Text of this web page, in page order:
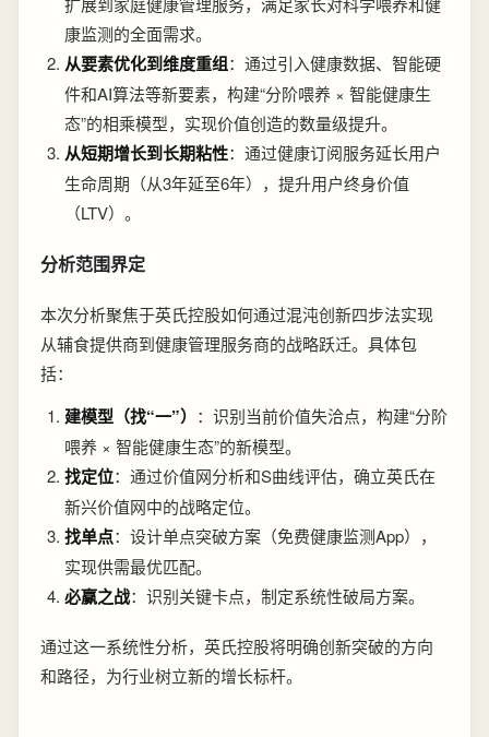
康监测的全面需求。
从要素优化到维度重组：通过引入健康数据、智能硬
件和AI算法等新要素，构建“分阶喂养 × 智能健康生
态”的相乘模型，实现价值创造的数量级提升。
从短期增长到长期粘性：通过健康订阅服务延长用户
生命周期（从3年延至6年），提升用户终身价值
（LTV）。
分析范围界定
本次分析聚焦于英氏控股如何通过混沌创新四步法实现
从辅食提供商到健康管理服务商的战略跃迁。具体包
括：
建模型（找“一”） ：识别当前价值失洽点，构建“分阶
喂养 × 智能健康生态”的新模型。
找定位：通过价值网分析和S曲线评估，确立英氏在
新兴价值网中的战略定位。
找单点：设计单点突破方案（免费健康监测App），
实现供需最优匹配。
必赢之战：识别关键卡点，制定系统性破局方案。
通过这一系统性分析，英氏控股将明确创新突破的方向
和路径，为行业树立新的增长标杆。